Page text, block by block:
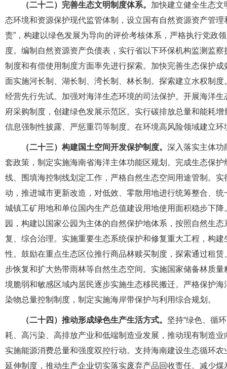
（二十二）完善生态文明制度体系。 加快建立健全生态
态环境和资源保护现代监管体制，设立国有自然资源资产管
责”，构建以绿色发展为导向的评价考核体系，严格执行党政
度。编制自然资源资产负债表，实行省以下环保机构监测监
制度和有偿使用制度方面率先进行探索。加快完善生态保护
面实施河长制、湖长制、湾长制、林长制。探索建立水权制
经营先行先试。加强对海洋生态环境的司法保护。开展海洋
府采购制度，创建绿色发展示范区。实行碳排放总量和能耗
信息强制性披露、严惩重罚等制度。在环境高风险领域建立
（二十三）构建国土空间开发保护制度。 深入落实主体功
套政策，制定实施海南省海洋主体功能区规划。完成生态保
线、围填海控制线划定工作，严格自然生态空间用途管制。
动，推进城市更新改造，对低效、零散用地进行统筹整合、
城镇工矿用地和单位国内生产总值建设用地使用面积稳步下
园，构建以国家公园为主体的自然保护地体系，按照自然生
复、综合治理。实施重要生态系统保护和修复重大工程，构
性。鼓励在重点生态区位推行商品林赎买制度，探索通过租
步恢复和扩大热带雨林等自然生态空间。实施国家储备林质
境脆弱和敏感区域内居民逐步实施生态移民搬迁。严格保护
染物总量控制制度，制定实施海岸带保护与利用综合规划。
（二十四）推动形成绿色生产生活方式。 坚持“绿色、循
耗、高污染、高排放产业和低端制造业发展，推动现有制造
实施能源消费总量和强度双控行动。支持海南建设生态循环
延伸制度，推动生产企业切实落实废弃产品回收责任。减少